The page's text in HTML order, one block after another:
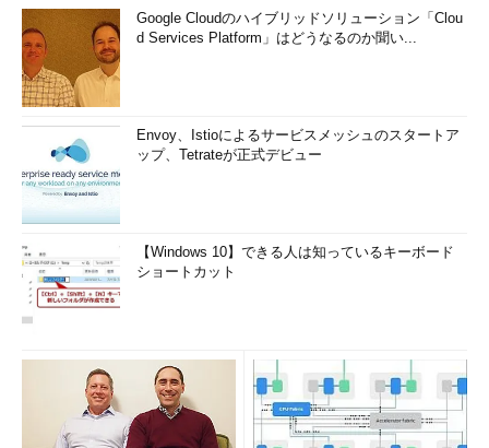
Google Cloudのハイブリッドソリューション「Clou
d Services Platform」はどうなるのか聞い...
Envoy、Istioによるサービスメッシュのスタートア
ップ、Tetrateが正式デビュー
【Windows 10】できる人は知っているキーボード
ショートカット